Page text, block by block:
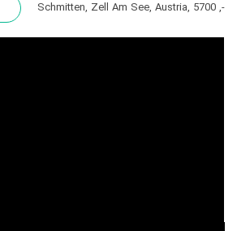
-, Schmitten, Zell Am See, Austria, 5700